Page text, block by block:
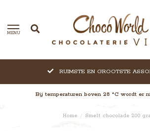
MENU
RUIMSTE EN GROOTSTE
Bij temperaturen boven 28 °C wordt er
Home / Smelt chocolade 200